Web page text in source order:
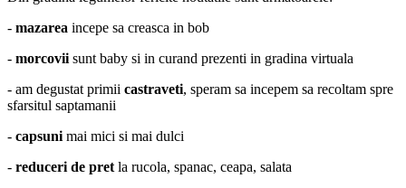
- mazarea incepe sa creasca in bob
- morcovii sunt baby si in curand prezenti in gradina virtuala
- am degustat primii castraveti, speram sa incepem sa recoltam spre
sfarsitul saptamanii
- capsuni mai mici si mai dulci
- reduceri de pret la rucola, spanac, ceapa, salata